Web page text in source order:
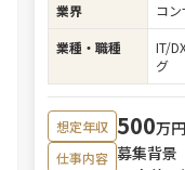
業界
コ
業種・職種
IT/
グ
想定年収 500万
仕事内容 募集背景